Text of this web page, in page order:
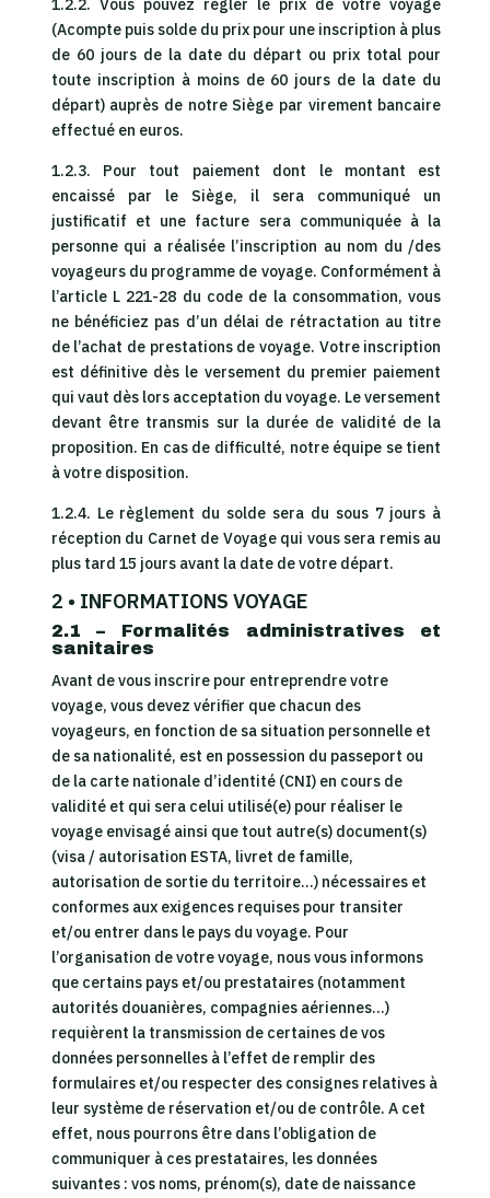
1.2.2. Vous pouvez régler le prix de votre voyage
(Acompte puis solde du prix pour une inscription à plus
de 60 jours de la date du départ ou prix total pour
toute inscription à moins de 60 jours de la date du
départ) auprès de notre Siège par virement bancaire
effectué en euros.
1.2.3. Pour tout paiement dont le montant est
encaissé par le Siège, il sera communiqué un
justificatif et une facture sera communiquée à la
personne qui a réalisée l’inscription au nom du /des
voyageurs du programme de voyage. Conformément à
l’article L 221-28 du code de la consommation, vous
ne bénéficiez pas d’un délai de rétractation au titre
de l’achat de prestations de voyage. Votre inscription
est définitive dès le versement du premier paiement
qui vaut dès lors acceptation du voyage. Le versement
devant être transmis sur la durée de validité de la
proposition. En cas de difficulté, notre équipe se tient
à votre disposition.
1.2.4. Le règlement du solde sera du sous 7 jours à
réception du Carnet de Voyage qui vous sera remis au
plus tard 15 jours avant la date de votre départ.
2 • INFORMATIONS VOYAGE
2.1 – Formalités administratives et
sanitaires
Avant de vous inscrire pour entreprendre votre
voyage, vous devez vérifier que chacun des
voyageurs, en fonction de sa situation personnelle et
de sa nationalité, est en possession du passeport ou
de la carte nationale d’identité (CNI) en cours de
validité et qui sera celui utilisé(e) pour réaliser le
voyage envisagé ainsi que tout autre(s) document(s)
(visa / autorisation ESTA, livret de famille,
autorisation de sortie du territoire…) nécessaires et
conformes aux exigences requises pour transiter
et/ou entrer dans le pays du voyage. Pour
l’organisation de votre voyage, nous vous informons
que certains pays et/ou prestataires (notamment
autorités douanières, compagnies aériennes…)
requièrent la transmission de certaines de vos
données personnelles à l’effet de remplir des
formulaires et/ou respecter des consignes relatives à
leur système de réservation et/ou de contrôle. A cet
effet, nous pourrons être dans l’obligation de
communiquer à ces prestataires, les données
suivantes : vos noms, prénom(s), date de naissance